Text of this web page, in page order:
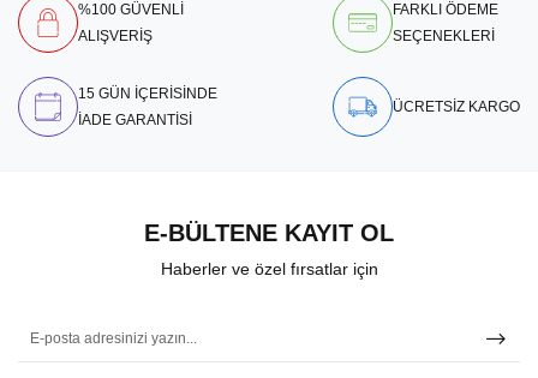
%100 GÜVENLİ
ALIŞVERİŞ
FARKLI ÖDEME
SEÇENEKLERİ
15 GÜN İÇERİSİNDE
İADE GARANTİSİ
ÜCRETSİZ KARGO
E-BÜLTENE KAYIT OL
Haberler ve özel fırsatlar için